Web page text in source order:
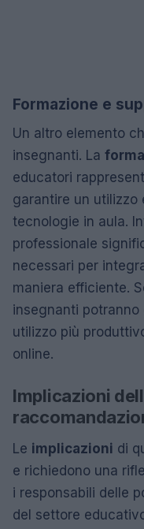
Formazione e
Un altro elemento
insegnanti. La
educatori
garantire un utilizzo
tecnologie in aula.
professionale
necessari per
maniera efficiente.
insegnanti
utilizzo più
online.
Implicazioni
Le implicazioni di
e richiedono una
i responsabili delle
del settore